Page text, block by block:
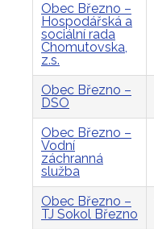
Obec Březno –
Hospodářská a
sociální rada
Chomutovska,
z.s.
Obec Březno –
DSO
Obec Březno –
Vodní
záchranná
služba
Obec Březno –
TJ Sokol Březno